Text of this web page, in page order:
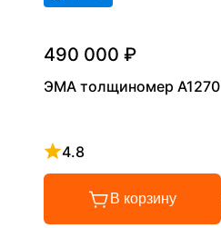
490 000 ₽
ЭМА толщиномер А1270
4.8
Рейтинг 4.8 из 5
В корзину